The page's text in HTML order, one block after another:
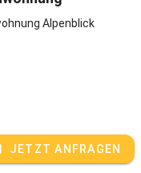
Alpenblick
JETZT ANFRAGEN